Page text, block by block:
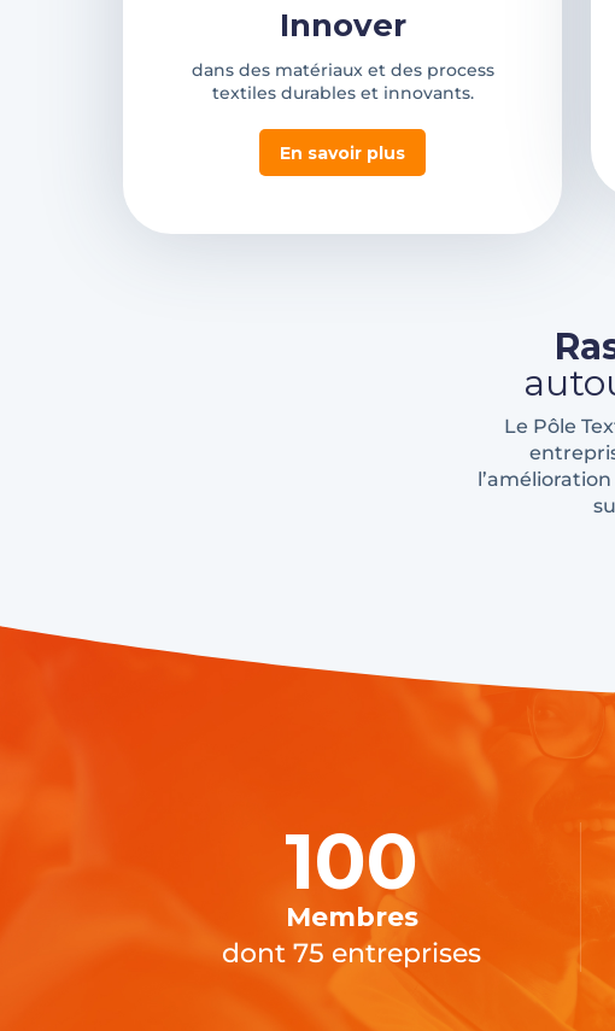
Innover
dans des matériaux et des process
textiles durables et innovants.
En savoir plus
Le Pôle
100
Membres
dont 75 entreprises